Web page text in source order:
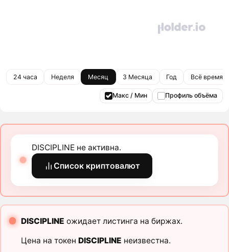
24 часа Неделя Месяц 3 Месяца Год Всё время
Макс / Мин Профиль объёма
DISCIPLINE не активна.
Список криптовалют
DISCIPLINE ожидает листинга на биржах.
Цена на токен DISCIPLINE неизвестна.